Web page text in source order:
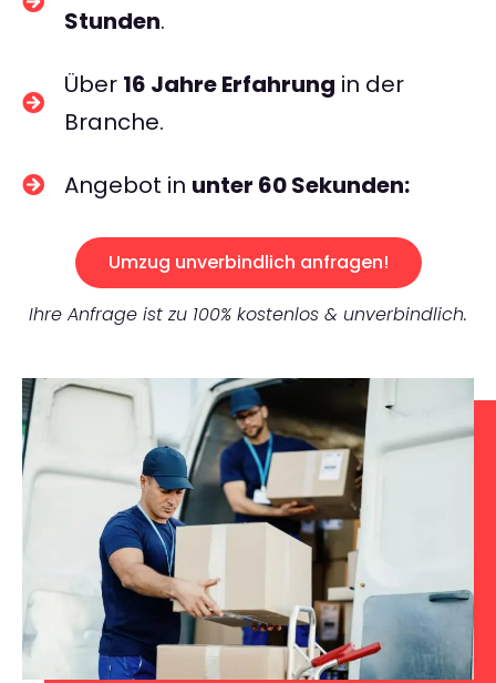
Stunden.
Über 16 Jahre Erfahrung in der
Branche.
Angebot in unter 60 Sekunden:
Umzug unverbindlich anfragen!
Ihre Anfrage ist zu 100% kostenlos & unverbindlich.